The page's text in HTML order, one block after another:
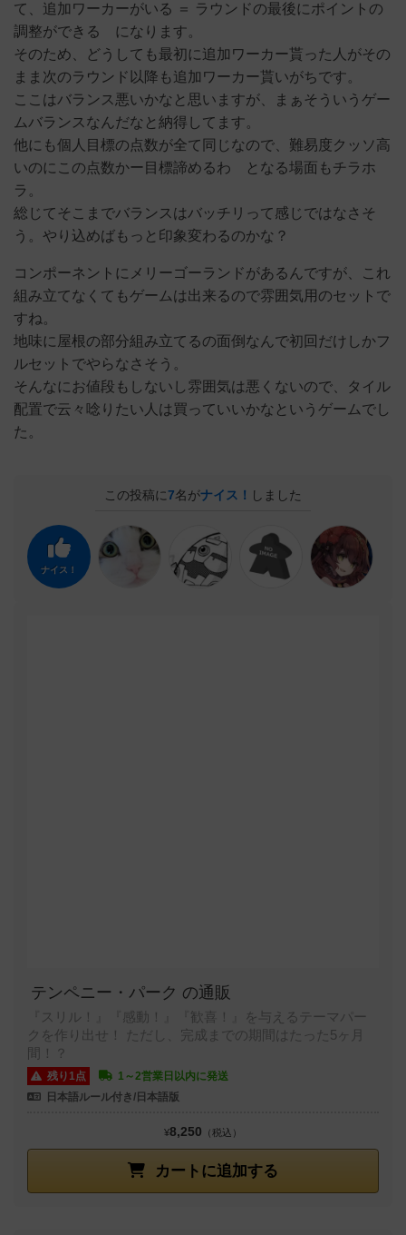
て、追加ワーカーがいる ＝ ラウンドの最後にポイントの
調整ができる になります。
そのため、どうしても最初に追加ワーカー貰った人がその
まま次のラウンド以降も追加ワーカー貰いがちです。
ここはバランス悪いかなと思いますが、まぁそういうゲー
ムバランスなんだなと納得してます。
他にも個人目標の点数が全て同じなので、難易度クッソ高
いのにこの点数かー目標諦めるわ となる場面もチラホ
ラ。
総じてそこまでバランスはバッチリって感じではなさそ
う。やり込めばもっと印象変わるのかな？
コンポーネントにメリーゴーランドがあるんですが、これ
組み立てなくてもゲームは出来るので雰囲気用のセットで
すね。
地味に屋根の部分組み立てるの面倒なんで初回だけしかフ
ルセットでやらなさそう。
そんなにお値段もしないし雰囲気は悪くないので、タイル
配置で云々唸りたい人は買っていいかなというゲームでし
た。
この投稿に7名がナイス！ しました
ナイス！
テンペニー・パーク の通販
『スリル！』『感動！』『歓喜！』を与えるテーマパー
クを作り出せ！ ただし、完成までの期間はたった5ヶ月
間！？
残り1点
1～2営業日以内に発送
日本語ルール付き/日本語版
カートに追加する
¥8,250 （税込）